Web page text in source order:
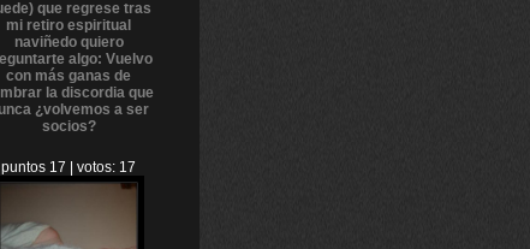
puntos 17 | votos: 17